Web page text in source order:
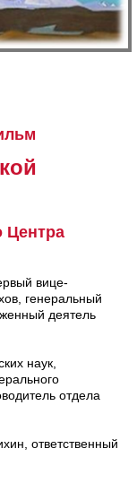
Центра
вице-
генеральный
деятель
наук,
отдела
ответственный